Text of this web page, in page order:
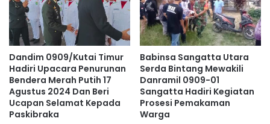
Dandim 0909/Kutai Timur
Hadiri Upacara Penurunan
Bendera Merah Putih 17
Agustus 2024 Dan Beri
Ucapan Selamat Kepada
Paskibraka
Babinsa Sangatta Utara
Serda Bintang Mewakili
Danramil 0909-01
Sangatta Hadiri Kegiatan
Prosesi Pemakaman
Warga